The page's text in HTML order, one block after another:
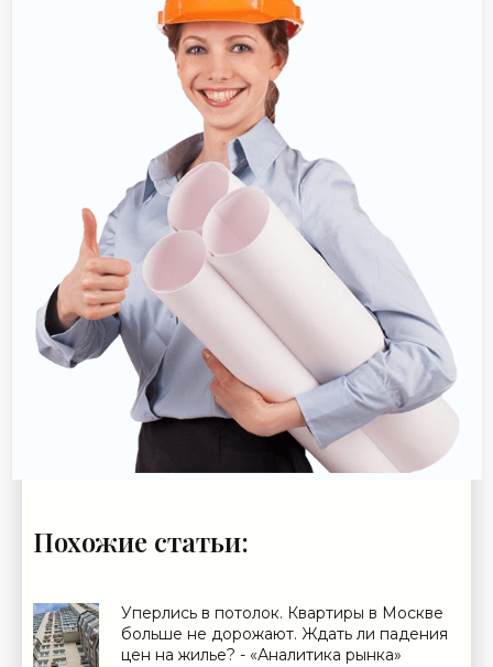
Похожие статьи:
Уперлись в потолок. Квартиры в Москве
больше не дорожают. Ждать ли падения
цен на жилье? - «Аналитика рынка»